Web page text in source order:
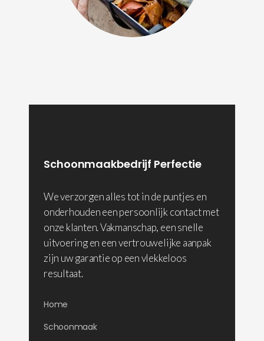
Schoonmaakbedrijf Perfectie
We verzorgen alles tot in de puntjes en
onderhouden een persoonlijk contact met
onze klanten. Vakmanschap, een snelle
uitvoering en een vertrouwelijke aanpak
zijn uw garantie op een vlekkeloos
resultaat.
Home
Schoonmaak